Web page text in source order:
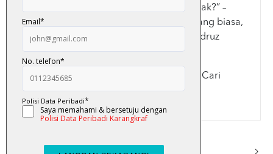
“Mak ... kenapa ada paku kat tengkuk mak?” –
Darwisy. “Bezanya pemburu dengan orang biasa,
kita jalan juga walau lutut longgar,” – Badruz
Zaman.
“Kita tak boleh kejar kepala penanggal. Cari
badan dan ususnya!” – Embun.